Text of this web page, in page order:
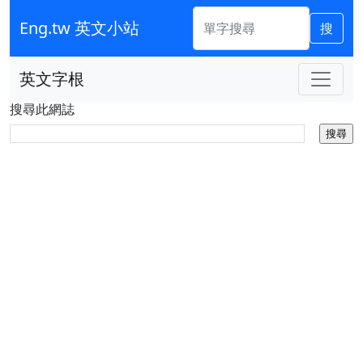
Eng.tw 英文小站 搜
英文字根
搜尋此網誌